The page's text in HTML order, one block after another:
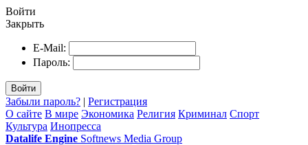
Войти
Закрыть
E-Mail:
Пароль:
Войти
Забыли пароль? | Регистрация
О сайте В мире Экономика Религия Криминал Спорт
Культура Инопресса
Datalife Engine Softnews Media Group